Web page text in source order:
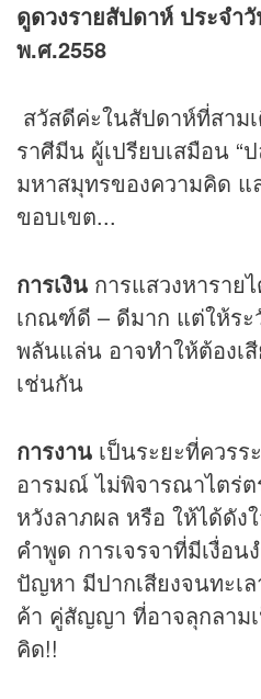
ดูดวงรายสัปดาห์ ประจำ
พ.ศ.2558
สวัสดีค่ะในสัปดาห์ที่สาม
ราศีมีน ผู้เปรียบเสมือน “
มหาสมุทรของความคิด แ
ขอบเขต...
การเงิน การแสวงหาราย
เกณฑ์ดี – ดีมาก แต่ให้ร
พลันแล่น อาจทำให้ต้องเ
เช่นกัน
การงาน เป็นระยะที่ควร
อารมณ์ ไม่พิจารณาไตร่ต
หวังลาภผล หรือ ให้ได้ดัง
คำพูด การเจรจาที่มีเงื่อ
ปัญหา มีปากเสียงจนทะเ
ค้า คู่สัญญา ที่อาจลุกลาม
คิด!!